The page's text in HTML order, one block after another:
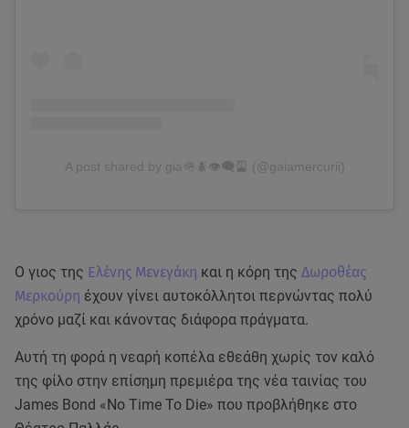
A post shared by gia🪖🪲👁‍🗨🎴 (@gaiamercurii)
Ο γιος της Ελένης Μενεγάκη και η κόρη της Δωροθέας
Μερκούρη έχουν γίνει αυτοκόλλητοι περνώντας πολύ
χρόνο μαζί και κάνοντας διάφορα πράγματα.
Αυτή τη φορά η νεαρή κοπέλα εθεάθη χωρίς τον καλό
της φίλο στην επίσημη πρεμιέρα της νέα ταινίας του
James Bond «No Time To Die» που προβλήθηκε στο